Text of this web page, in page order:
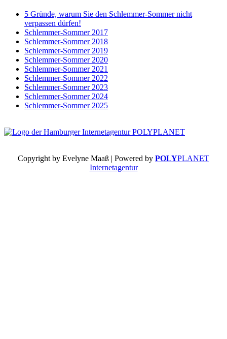
5 Gründe, warum Sie den Schlemmer-Sommer nicht
verpassen dürfen!
Schlemmer-Sommer 2017
Schlemmer-Sommer 2018
Schlemmer-Sommer 2019
Schlemmer-Sommer 2020
Schlemmer-Sommer 2021
Schlemmer-Sommer 2022
Schlemmer-Sommer 2023
Schlemmer-Sommer 2024
Schlemmer-Sommer 2025
Copyright by Evelyne Maaß | Powered by POLYPLANET
Internetagentur